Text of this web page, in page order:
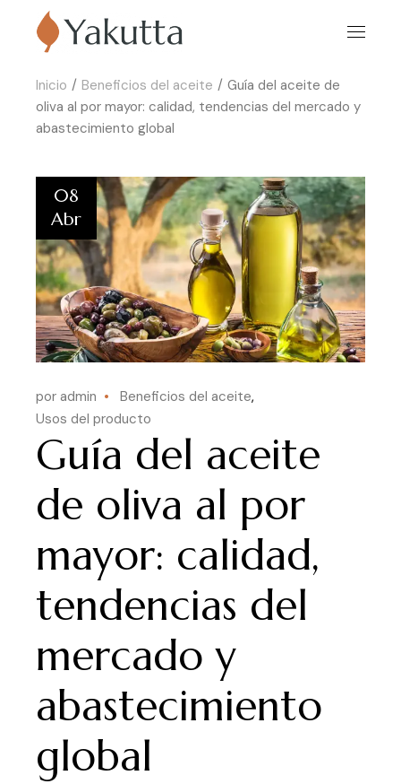
Inicio Beneficios del aceite
Guía del aceite de
oliva al por mayor: calidad, tendencias del mercado y
abastecimiento global
08
Abr
por admin
Beneficios del aceite
Usos del producto
Guía del aceite
de oliva al por
mayor: calidad,
tendencias del
mercado y
abastecimiento
global